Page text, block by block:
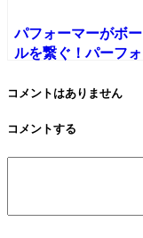
パフォーマーがボー
ルを繋ぐ！パーフォ
完成♪
コメントはありません
コメントする